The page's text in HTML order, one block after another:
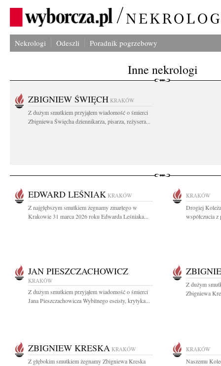
Nekrologi Odeszli Poradnik pogrzebowy
Inne nekrologi
ZBIGNIEW ŚWIĘCH KRAKÓW
Z dużym smutkiem przyjąłem wiadomość o śmierci
Zbigniewa Święcha dziennikarza, pisarza, reżysera...
EDWARD LEŚNIAK KRAKÓW
Z najgłębszym smutkiem żegnamy zmarłego w
Krakowie 31 marca 2026 roku Edwarda Leśniaka...
KRAKÓW
Drogiej
współczucia
JAN PIESZCZACHOWICZ
KRAKÓW
Z dużym smutkiem przyjąłem wiadomość o śmierci
Jana Pieszczachowicza Wybitnego eseisty, krytyka...
Z dużym
Zbigniewa
ZBIGNIEW KRESKA KRAKÓW
Z głębokim smutkiem żegnamy Zbigniewa Kreska
KRAKÓW
Naszemu